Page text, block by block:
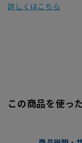
詳しくはこちら
この商品を使っ